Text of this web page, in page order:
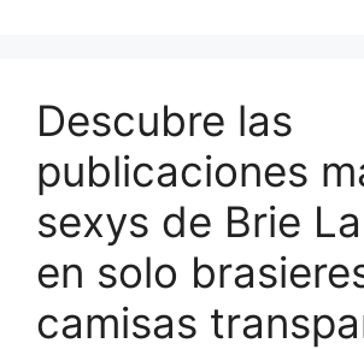
Descubre las
publicaciones
sexys de Brie
en solo
camisas